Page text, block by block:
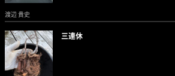
渡辺 貴史
三連休